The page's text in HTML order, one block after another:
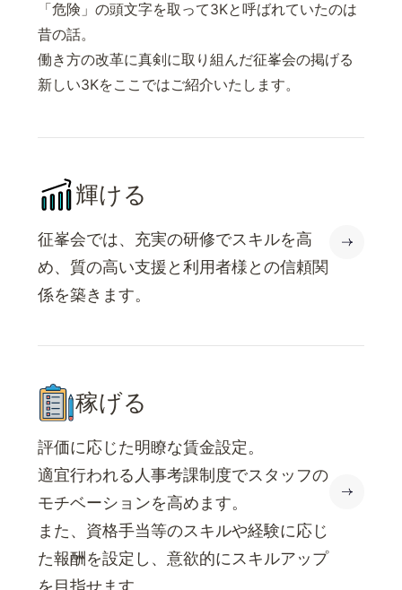
「危険」の頭文字を取って3Kと呼ばれていたのは
昔の話。
働き方の改革に真剣に取り組んだ征峯会の掲げる
新しい3Kをここではご紹介いたします。
輝ける
征峯会では、充実の研修でスキルを高
め、質の高い支援と利用者様との信頼関
係を築きます。
稼げる
評価に応じた明瞭な賃金設定。
適宜行われる人事考課制度でスタッフの
モチベーションを高めます。
また、資格手当等のスキルや経験に応じ
た報酬を設定し、意欲的にスキルアップ
を目指せます。